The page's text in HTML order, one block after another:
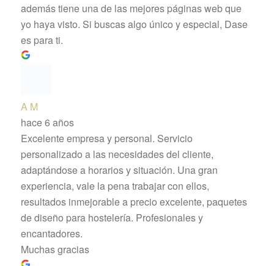
además tiene una de las mejores páginas web que
yo haya visto. Si buscas algo único y especial, Dase
es para ti.
A M
hace 6 años
Excelente empresa y personal. Servicio
personalizado a las necesidades del cliente,
adaptándose a horarios y situación. Una gran
experiencia, vale la pena trabajar con ellos,
resultados inmejorable a precio excelente, paquetes
de diseño para hostelería. Profesionales y
encantadores.
Muchas gracias